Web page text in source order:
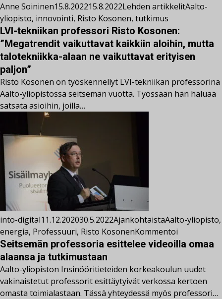
Anne Soininen15.8.202215.8.2022Lehden artikkelitAalto-
yliopisto, innovointi, Risto Kosonen, tutkimus
LVI-tekniikan professori Risto Kosonen:
”Megatrendit vaikuttavat kaikkiin aloihin, mutta
talotekniikka-alaan ne vaikuttavat erityisen
paljon”
Risto Kosonen on työskennellyt LVI-tekniikan professorina
Aalto-yliopistossa seitsemän vuotta. Työssään hän haluaa
satsata asioihin, joilla…
into-digital11.12.202030.5.2022AjankohtaistaAalto-yliopisto,
energia, Professuuri, Risto KosonenKommentoi
Seitsemän professoria esittelee videoilla omaa
alaansa ja tutkimustaan
Aalto-yliopiston Insinööritieteiden korkeakoulun uudet
vakinaistetut professorit esittäytyivät verkossa kertoen
omasta toimialastaan. Tässä yhteydessä myös professori…